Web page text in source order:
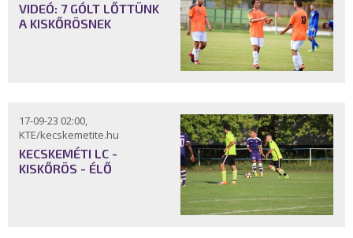
VIDEÓ: 7 GÓLT LŐTTÜNK
A KISKŐRÖSNEK
17-09-23 02:00,
KTE/kecskemetite.hu
KECSKEMÉTI LC -
KISKŐRÖS - ÉLŐ